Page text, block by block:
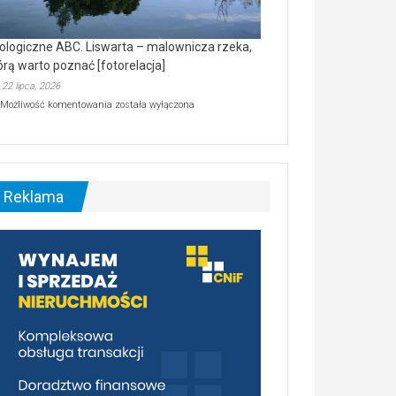
ABC. Liswarta – malownicza rzeka,
warto poznać [fotorelacja]
22 lipca, 2026
Możliwość komentowania Ekologiczne
–
malownicza
[fotorelacja]
została wyłączona
Reklama